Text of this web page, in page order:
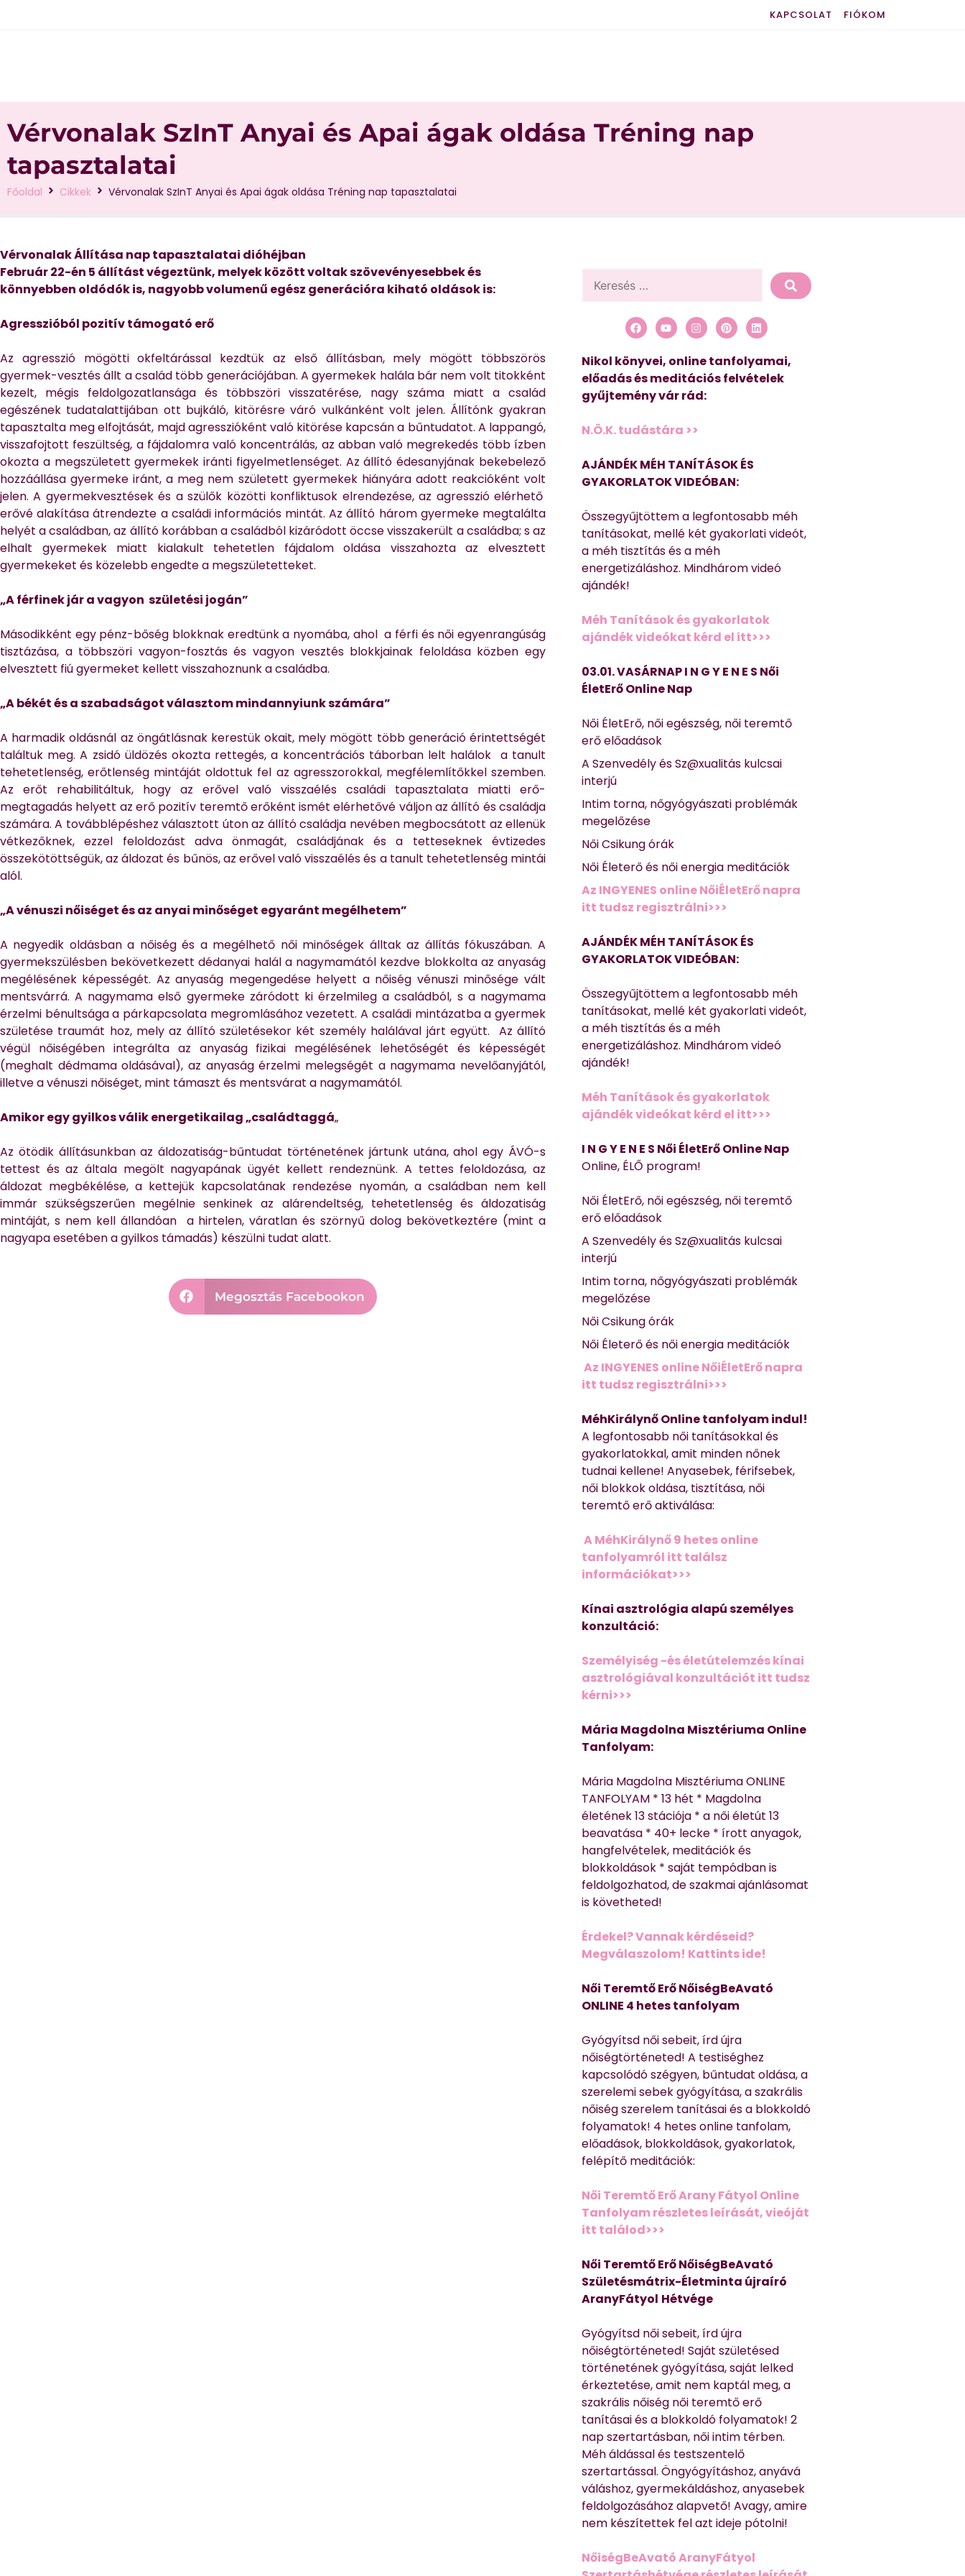
KAPCSOLAT FIÓKOM
Vérvonalak SzInT Anyai és Apai ágak oldása Tréning nap
tapasztalatai
Főoldal Cikkek Vérvonalak SzInT Anyai és Apai ágak oldása Tréning nap tapasztalatai
Vérvonalak Állítása nap tapasztalatai dióhéjban
Február 22-én 5 állítást végeztünk, melyek között voltak szövevényesebbek és
könnyebben oldódók is, nagyobb volumenű egész generációra kiható oldások is:
Agresszióból pozitív támogató erő
Az agresszió mögötti okfeltárással kezdtük az első állításban, mely mögött többszörös
gyermek-vesztés állt a család több generációjában. A gyermekek halála bár nem volt titokként
kezelt, mégis feldolgozatlansága és többszöri visszatérése, nagy száma miatt a család
egészének tudatalattijában ott bujkáló, kitörésre váró vulkánként volt jelen. Állítónk gyakran
tapasztalta meg elfojtását, majd agresszióként való kitörése kapcsán a bűntudatot. A lappangó,
visszafojtott feszültség, a fájdalomra való koncentrálás, az abban való megrekedés több ízben
okozta a megszületett gyermekek iránti figyelmetlenséget. Az állító édesanyjának bekebelező
hozzáállása gyermeke iránt, a meg nem született gyermekek hiányára adott reakcióként volt
jelen. A gyermekvesztések és a szülők közötti konfliktusok elrendezése, az agresszió elérhető
erővé alakítása átrendezte a családi információs mintát. Az állító három gyermeke megtalálta
helyét a családban, az állító korábban a családból kizáródott öccse visszakerült a családba; s az
elhalt gyermekek miatt kialakult tehetetlen fájdalom oldása visszahozta az elvesztett
gyermekeket és közelebb engedte a megszületetteket.
„A férfinek jár a vagyon születési jogán”
Másodikként egy pénz-bőség blokknak eredtünk a nyomába, ahol a férfi és női egyenrangúság
tisztázása, a többszöri vagyon-fosztás és vagyon vesztés blokkjainak feloldása közben egy
elvesztett fiú gyermeket kellett visszahoznunk a családba.
„A békét és a szabadságot választom mindannyiunk számára”
A harmadik oldásnál az öngátlásnak kerestük okait, mely mögött több generáció érintettségét
találtuk meg. A zsidó üldözés okozta rettegés, a koncentrációs táborban lelt halálok a tanult
tehetetlenség, erőtlenség mintáját oldottuk fel az agresszorokkal, megfélemlítőkkel szemben.
Az erőt rehabilitáltuk, hogy az erővel való visszaélés családi tapasztalata miatti erő-
megtagadás helyett az erő pozitív teremtő erőként ismét elérhetővé váljon az állító és családja
számára. A továbblépéshez választott úton az állító családja nevében megbocsátott az ellenük
vétkezőknek, ezzel feloldozást adva önmagát, családjának és a tetteseknek évtizedes
összekötöttségük, az áldozat és bűnös, az erővel való visszaélés és a tanult tehetetlenség mintái
alól.
„A vénuszi nőiséget és az anyai minőséget egyaránt megélhetem”
A negyedik oldásban a nőiség és a megélhető női minőségek álltak az állítás fókuszában. A
gyermekszülésben bekövetkezett dédanyai halál a nagymamától kezdve blokkolta az anyaság
megélésének képességét. Az anyaság megengedése helyett a nőiség vénuszi minősége vált
mentsvárrá. A nagymama első gyermeke záródott ki érzelmileg a családból, s a nagymama
érzelmi bénultsága a párkapcsolata megromlásához vezetett. A családi mintázatba a gyermek
születése traumát hoz, mely az állító születésekor két személy halálával járt együtt. Az állító
végül nőiségében integrálta az anyaság fizikai megélésének lehetőségét és képességét
(meghalt dédmama oldásával), az anyaság érzelmi melegségét a nagymama nevelőanyjától,
illetve a vénuszi nőiséget, mint támaszt és mentsvárat a nagymamától.
Amikor egy gyilkos válik energetikailag „családtaggá„
Az ötödik állításunkban az áldozatiság-bűntudat történetének jártunk utána, ahol egy ÁVÓ-s
tettest és az általa megölt nagyapának ügyét kellett rendeznünk. A tettes feloldozása, az
áldozat megbékélése, a kettejük kapcsolatának rendezése nyomán, a családban nem kell
immár szükségszerűen megélnie senkinek az alárendeltség, tehetetlenség és áldozatiság
mintáját, s nem kell állandóan a hirtelen, váratlan és szörnyű dolog bekövetkeztére (mint a
nagyapa esetében a gyilkos támadás) készülni tudat alatt.
Megosztás Facebookon
Nikol könyvei, online tanfolyamai,
előadás és meditációs felvételek
gyűjtemény vár rád:
N.Ö.K. tudástára >>
AJÁNDÉK MÉH TANÍTÁSOK ÉS
GYAKORLATOK VIDEÓBAN:
Összegyűjtöttem a legfontosabb méh
tanításokat, mellé két gyakorlati videót,
a méh tisztítás és a méh
energetizáláshoz. Mindhárom videó
ajándék!
Méh Tanítások és gyakorlatok
ajándék videókat kérd el itt>>>
03.01. VASÁRNAP I N G Y E N E S Női
ÉletErő Online Nap
Női ÉletErő, női egészség, női teremtő
erő előadások
A Szenvedély és Sz@xualitás kulcsai
interjú
Intim torna, nőgyógyászati problémák
megelőzése
Női Csikung órák
Női Életerő és női energia meditációk
Az INGYENES online NőiÉletErő napra
itt tudsz regisztrálni>>>
AJÁNDÉK MÉH TANÍTÁSOK ÉS
GYAKORLATOK VIDEÓBAN:
Összegyűjtöttem a legfontosabb méh
tanításokat, mellé két gyakorlati videót,
a méh tisztítás és a méh
energetizáláshoz. Mindhárom videó
ajándék!
Méh Tanítások és gyakorlatok
ajándék videókat kérd el itt>>>
I N G Y E N E S Női ÉletErő Online Nap
Online, ÉLŐ program!
Női ÉletErő, női egészség, női teremtő
erő előadások
A Szenvedély és Sz@xualitás kulcsai
interjú
Intim torna, nőgyógyászati problémák
megelőzése
Női Csikung órák
Női Életerő és női energia meditációk
Az INGYENES online NőiÉletErő napra
itt tudsz regisztrálni>>>
MéhKirálynő Online tanfolyam indul!
A legfontosabb női tanításokkal és
gyakorlatokkal, amit minden nőnek
tudnai kellene! Anyasebek, férifsebek,
női blokkok oldása, tisztítása, női
teremtő erő aktiválása:
A MéhKirálynő 9 hetes online
tanfolyamról itt találsz
információkat>>>
Kínai asztrológia alapú személyes
konzultáció:
Személyiség -és életútelemzés kínai
asztrológiával konzultációt itt tudsz
kérni>>>
Mária Magdolna Misztériuma Online
Tanfolyam:
Mária Magdolna Misztériuma ONLINE
TANFOLYAM * 13 hét * Magdolna
életének 13 stációja * a női életút 13
beavatása * 40+ lecke * írott anyagok,
hangfelvételek, meditációk és
blokkoldások * saját tempódban is
feldolgozhatod, de szakmai ajánlásomat
is követheted!
Érdekel? Vannak kérdéseid?
Megválaszolom! Kattints ide!
Női Teremtő Erő NőiségBeAvató
ONLINE 4 hetes tanfolyam
Gyógyítsd női sebeit, írd újra
nőiségtörténeted! A testiséghez
kapcsolódó szégyen, bűntudat oldása, a
szerelemi sebek gyógyítása, a szakrális
nőiség szerelem tanításai és a blokkoldó
folyamatok! 4 hetes online tanfolam,
előadások, blokkoldások, gyakorlatok,
felépítő meditációk:
Női Teremtő Erő Arany Fátyol Online
Tanfolyam részletes leírását, vieóját
itt találod>>>
Női Teremtő Erő NőiségBeAvató
Születésmátrix-Életminta újraíró
AranyFátyol Hétvége
Gyógyítsd női sebeit, írd újra
nőiségtörténeted! Saját születésed
történetének gyógyítása, saját lelked
érkeztetése, amit nem kaptál meg, a
szakrális nőiség női teremtő erő
tanításai és a blokkoldó folyamatok! 2
nap szertartásban, női intim térben.
Méh áldással és testszentelő
szertartással. Öngyógyításhoz, anyává
váláshoz, gyermekáldáshoz, anyasebek
feldolgozásához alapvető! Avagy, amire
nem készítettek fel azt ideje pótolni!
NőiségBeAvató AranyFátyol